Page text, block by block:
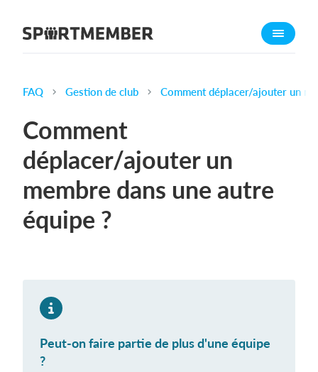
À propos de SportMember
Fonctionnalités
Calendrier sportif
Collecte de cotisations
Module de site Web
Application sportive
FAQ Gestion de club Comment déplacer/ajouter un
Comment
déplacer/ajouter un
membre dans une autre
équipe ?
Peut-on faire partie de plus d'une équipe
?